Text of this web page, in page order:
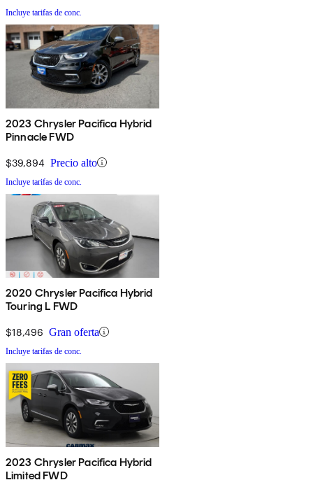
Incluye tarifas de conc.
2023 Chrysler Pacifica Hybrid
Pinnacle FWD
$39,894 Precio alto
Incluye tarifas de conc.
2020 Chrysler Pacifica Hybrid
Touring L FWD
$18,496 Gran oferta
Incluye tarifas de conc.
2023 Chrysler Pacifica Hybrid
Limited FWD